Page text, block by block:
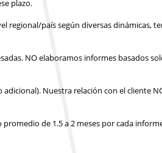
plazo.
regional/país según diversas dinámicas,
NO elaboramos informes basados
adicional). Nuestra relación con el cliente
promedio de 1.5 a 2 meses por cada